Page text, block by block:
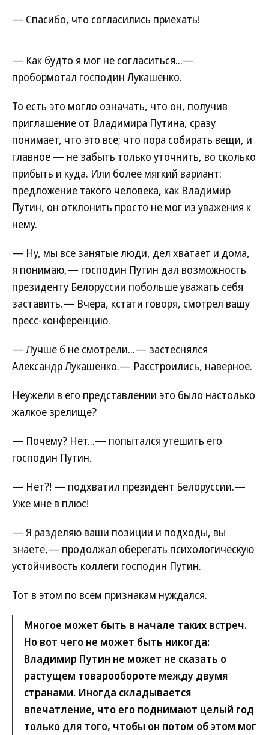
— Спасибо, что согласились приехать!
— Как будто я мог не согласиться...—
пробормотал господин Лукашенко.
То есть это могло означать, что он, получив
приглашение от Владимира Путина, сразу
понимает, что это все; что пора собирать вещи, и
главное — не забыть только уточнить, во сколько
прибыть и куда. Или более мягкий вариант:
предложение такого человека, как Владимир
Путин, он отклонить просто не мог из уважения к
нему.
— Ну, мы все занятые люди, дел хватает и дома,
я понимаю,— господин Путин дал возможность
президенту Белоруссии побольше уважать себя
заставить.— Вчера, кстати говоря, смотрел вашу
пресс-конференцию.
— Лучше б не смотрели...— застеснялся
Александр Лукашенко.— Расстроились, наверное.
Неужели в его представлении это было настолько
жалкое зрелище?
— Почему? Нет...— попытался утешить его
господин Путин.
— Нет?! — подхватил президент Белоруссии.—
Уже мне в плюс!
— Я разделяю ваши позиции и подходы, вы
знаете,— продолжал оберегать психологическую
устойчивость коллеги господин Путин.
Тот в этом по всем признакам нуждался.
Многое может быть в начале таких встреч.
Но вот чего не может быть никогда:
Владимир Путин не может не сказать о
растущем товарообороте между двумя
странами. Иногда складывается
впечатление, что его поднимают целый год
только для того, чтобы он потом об этом мог